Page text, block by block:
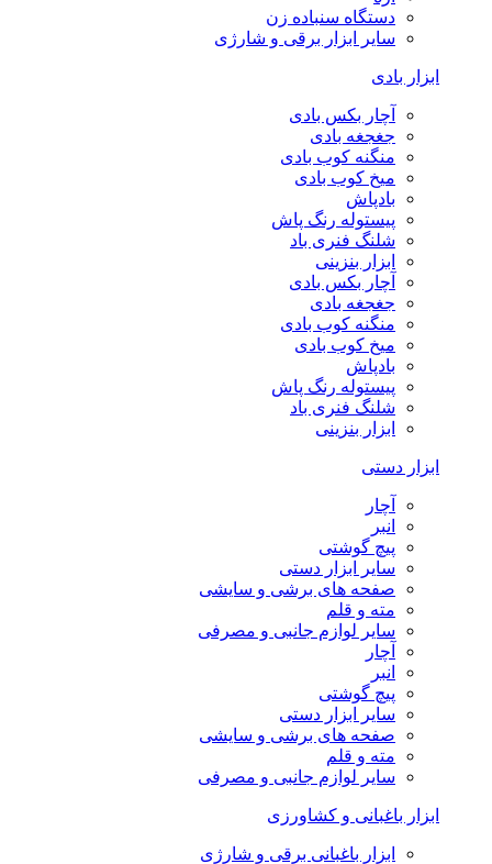
دستگاه سنباده زن
سایر ابزار برقی و شارژی
ابزار بادی
آچار بکس بادی
جغجغه بادی
منگنه کوب بادی
میخ کوب بادی
بادپاش
پیستوله رنگ پاش
شلنگ فنری باد
ابزار بنزینی
آچار بکس بادی
جغجغه بادی
منگنه کوب بادی
میخ کوب بادی
بادپاش
پیستوله رنگ پاش
شلنگ فنری باد
ابزار بنزینی
ابزار دستی
آچار
انبر
پیچ گوشتی
سایر ابزار دستی
صفحه های برشی و سایشی
مته و قلم
سایر لوازم جانبی و مصرفی
آچار
انبر
پیچ گوشتی
سایر ابزار دستی
صفحه های برشی و سایشی
مته و قلم
سایر لوازم جانبی و مصرفی
ابزار باغبانی و کشاورزی
ابزار باغبانی برقی و شارژی